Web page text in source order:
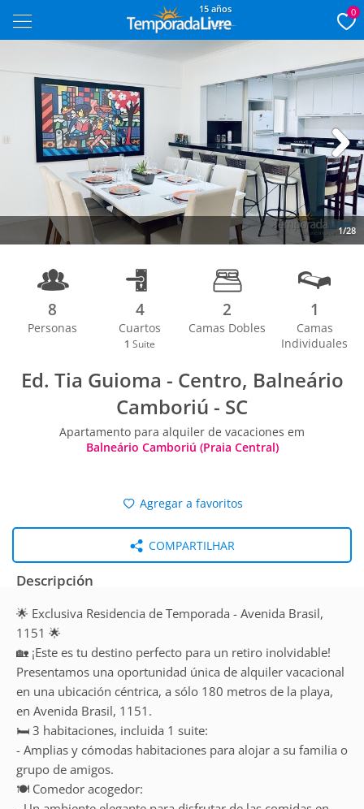
15 años 0
1/28
Next
8
Personas
4
Cuartos
1 Suite
2
Camas Dobles
1
Camas
Individuales
Ed. Tia Guioma - Centro, Balneário
Camboriú - SC
Apartamento para alquiler de vacaciones em
Balneário Camboriú (Praia Central)
Agregar a favoritos
COMPARTILHAR
Descripción
🌟 Exclusiva Residencia de Temporada - Avenida Brasil,
1151 🌟
🏡 ¡Este es tu destino perfecto para un retiro inolvidable!
Presentamos una oportunidad única de alquiler vacacional
en una ubicación céntrica, a sólo 180 metros de la playa,
en Avenida Brasil, 1151.
🛏️ 3 habitaciones, incluida 1 suite:
- Amplias y cómodas habitaciones para alojar a su familia o
grupo de amigos.
🍽️ Comedor acogedor: